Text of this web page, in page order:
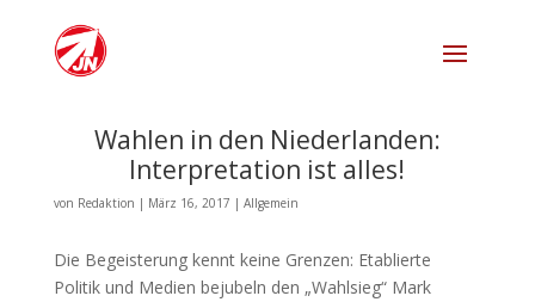
Wahlen in den Niederlanden:
Interpretation ist alles!
von Redaktion | März 16, 2017 | Allgemein
Die Begeisterung kennt keine Grenzen: Etablierte
Politik und Medien bejubeln den „Wahlsieg“ Mark